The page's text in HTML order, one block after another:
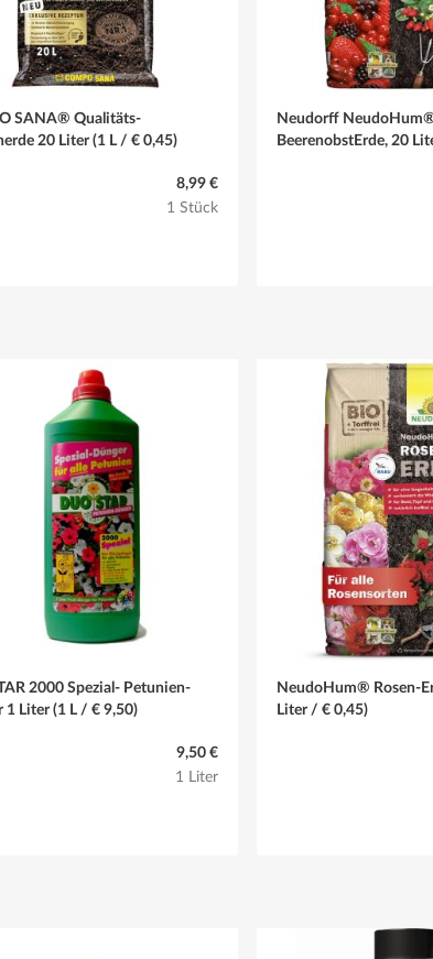
SANA® Qualitäts-
20 Liter (1 L / € 0,45)
8,99 €
1 Stück
Neudorff
BeerenobstErde, 20
2000 Spezial- Petunien-
1 Liter (1 L / € 9,50)
9,50 €
1 Liter
NeudoHum® Rosen-
Liter / € 0,45)